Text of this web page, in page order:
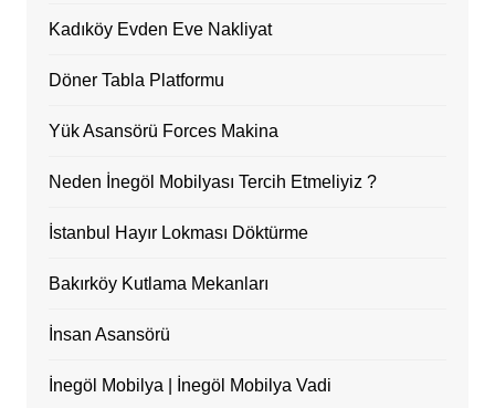
Kadıköy Evden Eve Nakliyat
Döner Tabla Platformu
Yük Asansörü Forces Makina
Neden İnegöl Mobilyası Tercih Etmeliyiz ?
İstanbul Hayır Lokması Döktürme
Bakırköy Kutlama Mekanları
İnsan Asansörü
İnegöl Mobilya | İnegöl Mobilya Vadi